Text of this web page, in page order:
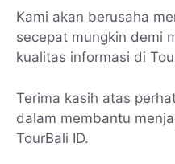
Kami akan berusaha
secepat mungkin demi
kualitas informasi di
Terima kasih atas
dalam membantu
TourBali ID.